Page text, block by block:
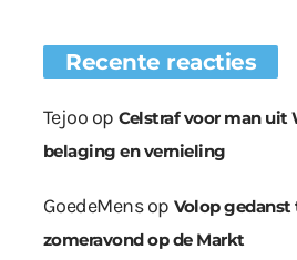
Recente reacties
Tejoo op Celstraf voor man uit
belaging en vernieling
GoedeMensop Volop
zomeravond op de Markt